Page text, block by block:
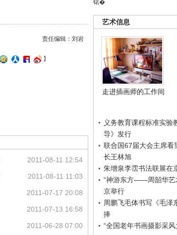
锘�
艺术信息
走进插画师的工作间
义务教育课程标准实验
导》发行
联合国67届大会主席看
长王林旭
朱增泉李霑书法联展在
“神游东方——周韶华艺
京举行
周鹏飞毛体书写《毛泽
捧
“全国老年书画摄影采
责任编辑：刘岩
】
2011-08-11 12:54
2011-08-11 11:03
2011-07-17 20:08
2011-07-13 16:58
2011-06-28 07:00